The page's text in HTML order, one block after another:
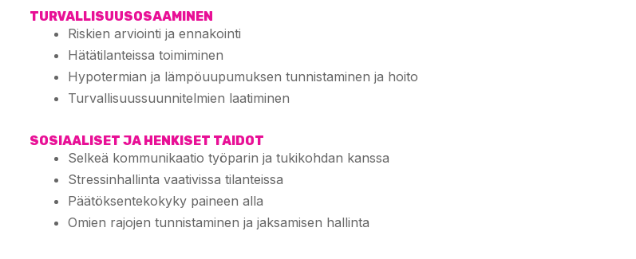
TURVALLISUUSOSAAMINEN
Riskien arviointi ja ennakointi
Hätätilanteissa toimiminen
Hypotermian ja lämpöuupumuksen tunnistaminen ja hoito
Turvallisuussuunnitelmien laatiminen
SOSIAALISET JA HENKISET TAIDOT
Selkeä kommunikaatio työparin ja tukikohdan kanssa
Stressinhallinta vaativissa tilanteissa
Päätöksentekokyky paineen alla
Omien rajojen tunnistaminen ja jaksamisen hallinta